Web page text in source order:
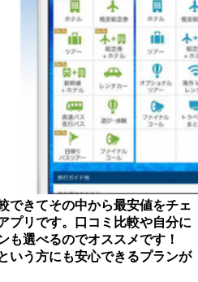
できてその中から最安値をチェ
プリです。口コミ比較や自分に
も選べるのでオススメです！
いう方にも安心できるプランが